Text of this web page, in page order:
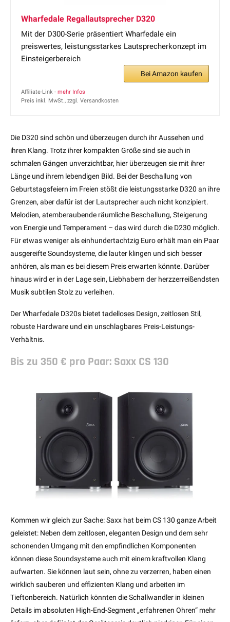
Wharfedale Regallautsprecher D320
Mit der D300-Serie präsentiert Wharfedale ein
preiswertes, leistungsstarkes Lautsprecherkonzept im
Einsteigerbereich
Bei Amazon kaufen
Affiliate-Link - mehr Infos
Preis inkl. MwSt., zzgl. Versandkosten
Die D320 sind schön und überzeugen durch ihr Aussehen und
ihren Klang. Trotz ihrer kompakten Größe sind sie auch in
schmalen Gängen unverzichtbar, hier überzeugen sie mit ihrer
Länge und ihrem lebendigen Bild. Bei der Beschallung von
Geburtstagsfeiern im Freien stößt die leistungsstarke D320 an ihre
Grenzen, aber dafür ist der Lautsprecher auch nicht konzipiert.
Melodien, atemberaubende räumliche Beschallung, Steigerung
von Energie und Temperament – das wird durch die D230 möglich.
Für etwas weniger als einhundertachtzig Euro erhält man ein Paar
ausgereifte Soundsysteme, die lauter klingen und sich besser
anhören, als man es bei diesem Preis erwarten könnte. Darüber
hinaus wird er in der Lage sein, Liebhabern der herzzerreißendsten
Musik subtilen Stolz zu verleihen.
Der Wharfedale D320s bietet tadelloses Design, zeitlosen Stil,
robuste Hardware und ein unschlagbares Preis-Leistungs-
Verhältnis.
Bis zu 350 € pro Paar: Saxx CS 130
Kommen wir gleich zur Sache: Saxx hat beim CS 130 ganze Arbeit
geleistet: Neben dem zeitlosen, eleganten Design und dem sehr
schonenden Umgang mit den empfindlichen Komponenten
können diese Soundsysteme auch mit einem kraftvollen Klang
aufwarten. Sie können laut sein, ohne zu verzerren, haben einen
wirklich sauberen und effizienten Klang und arbeiten im
Tieftonbereich. Natürlich könnten die Schallwandler in kleinen
Details im absoluten High-End-Segment „erfahrenen Ohren“ mehr